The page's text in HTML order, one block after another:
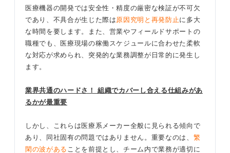
医療機器の開発では安全性・精度の厳密な検証が不可欠
であり、不具合が生じた際は 原因究明と再発防止に多大
な時間を要します。また、営業やフィールドサポートの
職種でも、医療現場の稼働スケジュールに合わせた柔軟
な対応が求められ、突発的な業務調整が日常的に発生し
ます。
業界共通のハードさ！ 組織でカバーし合える仕組みがあ
るかが最重要
しかし、これらは医療系メーカー全般に見られる傾向で
あり、同社固有の問題ではありません。重要なのは、 繁
閑の波がある ことを前提とし、チーム内で業務が適切に